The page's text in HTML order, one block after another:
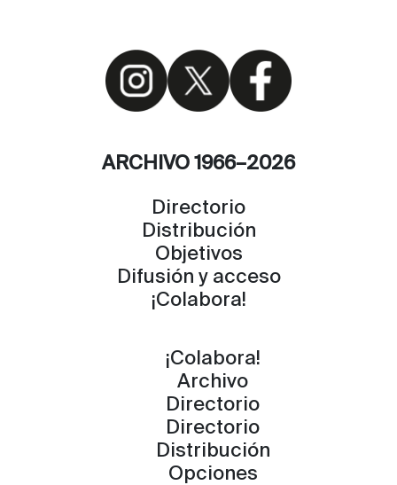
ARCHIVO 1966–2026
Directorio
Distribución
Objetivos
Difusión y acceso
¡Colabora!
¡Colabora!
Archivo
Directorio
Directorio
Distribución
Opciones